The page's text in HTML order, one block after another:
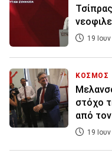
19
ΚΟΣΜΟΣ
στόχο
από
19